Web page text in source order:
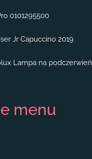
0101295500
Jr Capuccino 2019
Lampa na podczerwień
menu